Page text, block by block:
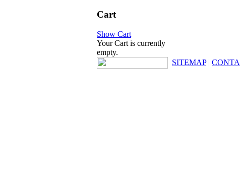
Cart
Show Cart
Your Cart is currently
empty.
SITEMAP|